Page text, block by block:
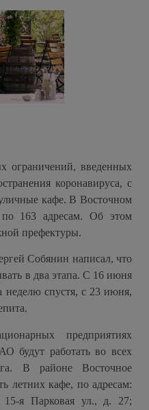
ограничений, введенных
коронавируса, с
кафе. В Восточном
по 163 адресам. Об этом
префектуры.
Собянин написал, что
в два этапа. С 16 июня
неделю спустя, с 23 июня,
предприятиях
будут работать во всех
В районе Восточное
летних кафе, по адресам:
15-я Парковая ул., д. 27;